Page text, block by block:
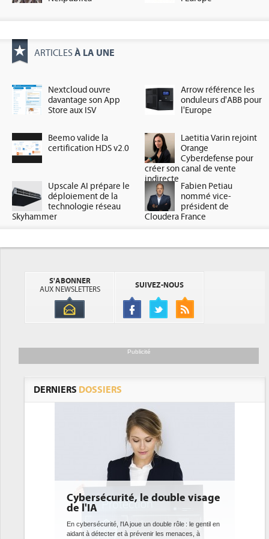
ARTICLES À LA UNE
Nextcloud ouvre
davantage son App
Store aux ISV
Arrow référence les
onduleurs d'ABB pour
l'Europe
Beemo valide la
certification HDS v2.0
Laetitia Varin rejoint
Orange
Cyberdefense pour
créer son canal de vente
indirecte
Upscale AI prépare le
déploiement de la
technologie réseau
Skyhammer
Fabien Petiau
nommé vice-
président de
Cloudera France
S'ABONNER
AUX NEWSLETTERS
SUIVEZ-NOUS
Publicité
DERNIERS DOSSIERS
DEE: l'efficacité énergétique
bientôt une obligation pour les
datacenters
Des datacenters plus durables et plus efficaces, c'est